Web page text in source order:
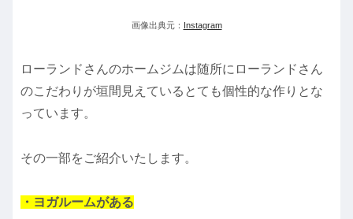
画像出典元： Instagram
ローランドさんのホームジムは随所にローランドさん
のこだわりが垣間見えているとても個性的な作りとな
っています。
その一部をご紹介いたします。
・ヨガルームがある